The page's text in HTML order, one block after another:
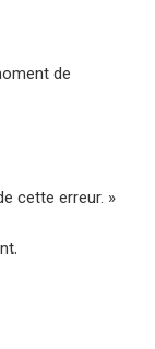
de
cette erreur. »